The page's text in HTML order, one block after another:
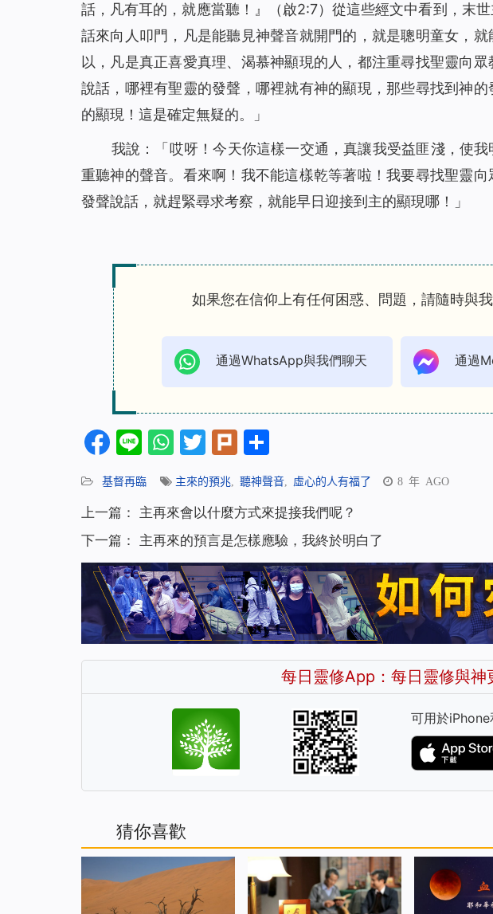
話，凡有耳的，就應當聽！』
（啟2:7）從這些經文中看到，末
話來向人叩門，凡是能聽見神聲音就開門的，就是聰明童女，
以，凡是真正喜愛真理、渴慕神顯現的人，都注重尋找聖靈向
說話，哪裡有聖靈的發聲，哪裡就有神的顯現，那些尋找到神
的顯現！這是確定無疑的。」
我說：「哎呀！今天你這樣一交通，真讓我受益匪淺，使
重聽神的聲音。看來啊！我不能這樣乾等著啦！我要尋找聖靈
發聲說話，就趕緊尋求考察，就能早日迎接到主的顯現哪！」
如果您在信仰上有任何困惑、問題，請隨時與我
通過WhatsApp與我們聊天 通過
Facebook
LineWhatsApp
Twitter
Plurk
享
基督再臨 主來的預兆 聽神聲音 虛心的人有福了 8 年 AGO
上一篇：
主再來會以什麼方式來提接我們呢？
下一篇：
主再來的預言是怎樣應驗，我終於明白了
每日靈修App：每日靈修與神
可用於
猜你喜歡